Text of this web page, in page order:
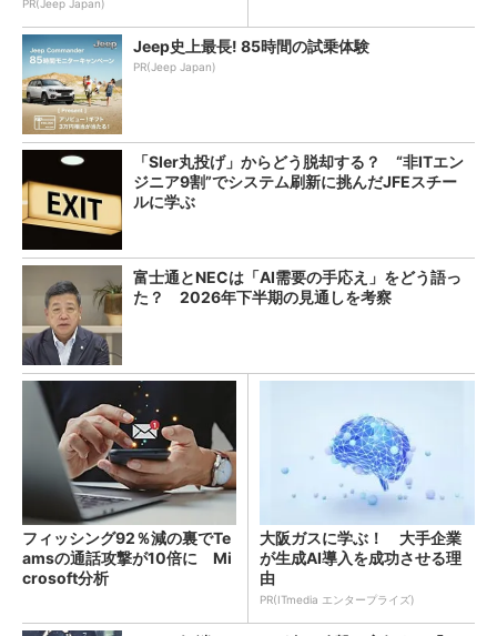
PR(Jeep Japan)
Jeep史上最長! 85時間の試乗体験
PR(Jeep Japan)
「SIer丸投げ」からどう脱却する？ “非ITエン
ジニア9割”でシステム刷新に挑んだJFEスチー
ルに学ぶ
富士通とNECは「AI需要の手応え」をどう語っ
た？ 2026年下半期の見通しを考察
フィッシング92％減の裏でTe
amsの通話攻撃が10倍に Mi
crosoft分析
大阪ガスに学ぶ！ 大手企業
が生成AI導入を成功させる理
由
PR(ITmedia エンタープライズ)